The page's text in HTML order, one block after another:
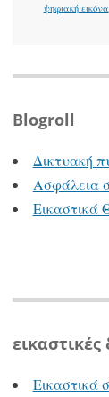
ψηφιακή εικόνα
Blogroll
Δικτυακή
Ασφάλεια
Εικαστικά
Εικαστικά